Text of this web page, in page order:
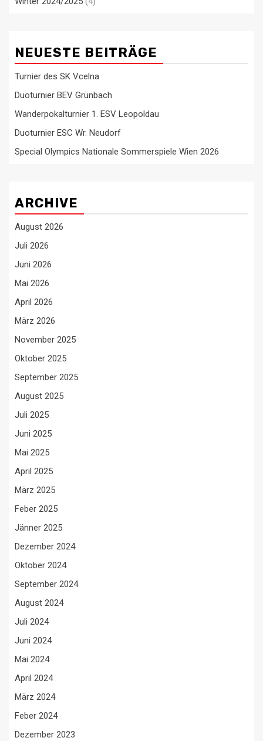
NEUESTE BEITRÄGE
Turnier des SK Vcelna
Duoturnier BEV Grünbach
Wanderpokalturnier 1. ESV Leopoldau
Duoturnier ESC Wr. Neudorf
Special Olympics Nationale Sommerspiele Wien 2026
ARCHIVE
August 2026
Juli 2026
Juni 2026
Mai 2026
April 2026
März 2026
November 2025
Oktober 2025
September 2025
August 2025
Juli 2025
Juni 2025
Mai 2025
April 2025
März 2025
Feber 2025
Jänner 2025
Dezember 2024
Oktober 2024
September 2024
August 2024
Juli 2024
Juni 2024
Mai 2024
April 2024
März 2024
Feber 2024
Dezember 2023